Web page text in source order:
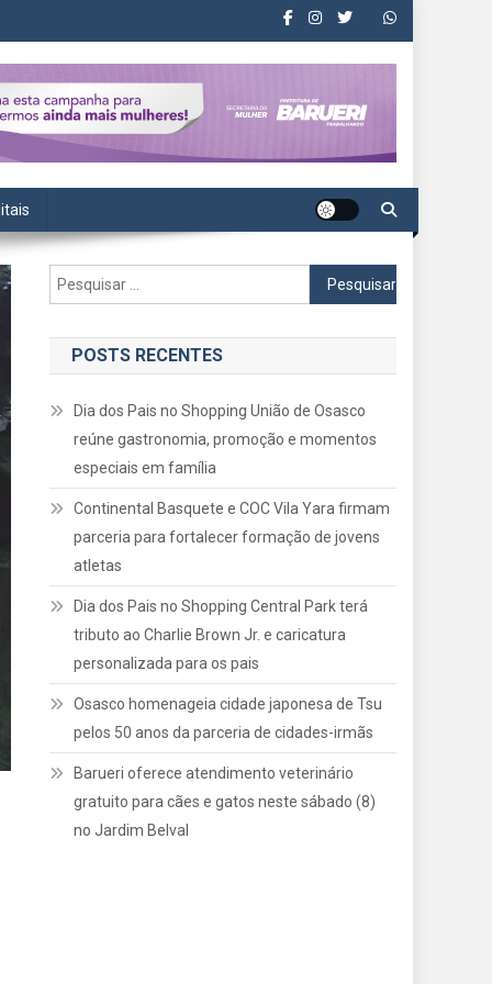
Pesquisar
por:
POSTS RECENTES
Dia dos Pais no Shopping União de Osasco
reúne gastronomia, promoção e momentos
especiais em família
Continental Basquete e COC Vila Yara firmam
parceria para fortalecer formação de jovens
atletas
Dia dos Pais no Shopping Central Park terá
tributo ao Charlie Brown Jr. e caricatura
personalizada para os pais
Osasco homenageia cidade japonesa de Tsu
pelos 50 anos da parceria de cidades-irmãs
Barueri oferece atendimento veterinário
gratuito para cães e gatos neste sábado (8)
no Jardim Belval